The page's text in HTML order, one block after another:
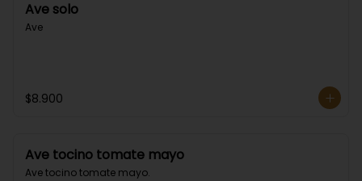
Ave solo
Ave
$8.900
Ave tocino tomate mayo
Ave tocino tomate mayo.